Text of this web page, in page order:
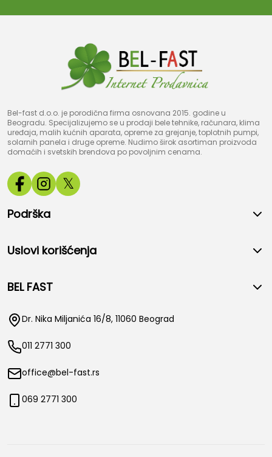
Bel-fast d.o.o. je porodična firma osnovana 2015. godine u
Beogradu. Specijalizujemo se u prodaji bele tehnike, računara, klima
uređaja, malih kućnih aparata, opreme za grejanje, toplotnih pumpi,
solarnih panela i druge opreme. Nudimo širok asortiman proizvoda
domaćih i svetskih brendova po povoljnim cenama.
𝕏
Podrška
Uslovi korišćenja
BEL FAST
Dr. Nika Miljanića 16/8, 11060 Beograd
011 2771 300
office@bel-fast.rs
069 2771 300